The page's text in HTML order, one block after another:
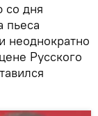
со дня
пьеса
неоднократно
Русского